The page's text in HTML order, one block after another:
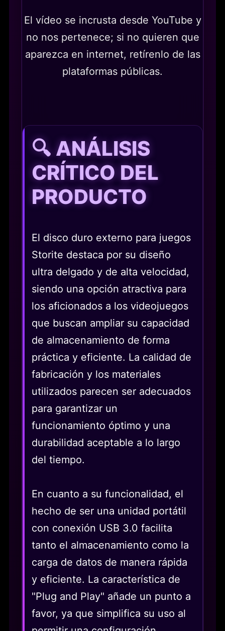
El vídeo se incrusta desde YouTube y
no nos pertenece; si no quieren que
aparezca en internet, retírenlo de las
plataformas públicas.
🔍 ANÁLISIS
CRÍTICO DEL
PRODUCTO
El disco duro externo para juegos
Storite destaca por su diseño
ultra delgado y de alta velocidad,
siendo una opción atractiva para
los aficionados a los videojuegos
que buscan ampliar su capacidad
de almacenamiento de forma
práctica y eficiente. La calidad de
fabricación y los materiales
utilizados parecen ser adecuados
para garantizar un
funcionamiento óptimo y una
durabilidad aceptable a lo largo
del tiempo.
En cuanto a su funcionalidad, el
hecho de ser una unidad portátil
con conexión USB 3.0 facilita
tanto el almacenamiento como la
carga de datos de manera rápida
y eficiente. La característica de
"Plug and Play" añade un punto a
favor, ya que simplifica su uso al